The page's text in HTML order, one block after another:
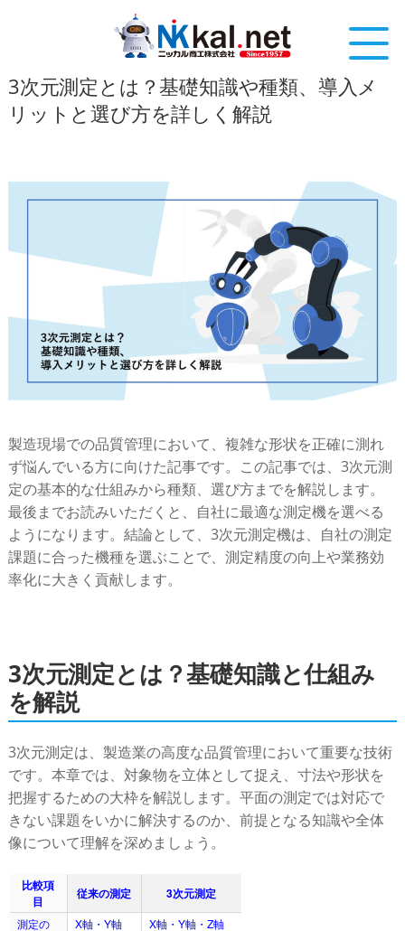
3次元測定とは？基礎知識や種類、導入メ
リットと選び方を詳しく解説
製造現場での品質管理において、複雑な形状を正確に測れ
ず悩んでいる方に向けた記事です。この記事では、3次元測
定の基本的な仕組みから種類、選び方までを解説します。
最後までお読みいただくと、自社に最適な測定機を選べる
ようになります。結論として、3次元測定機は、自社の測定
課題に合った機種を選ぶことで、測定精度の向上や業務効
率化に大きく貢献します。
3次元測定とは？基礎知識と仕組み
を解説
3次元測定は、製造業の高度な品質管理において重要な技術
です。本章では、対象物を立体として捉え、寸法や形状を
把握するための大枠を解説します。平面の測定では対応で
きない課題をいかに解決するのか、前提となる知識や全体
像について理解を深めましょう。
比較項
目
従来の測定 3次元測定
測定の
X軸・Y軸
X軸・Y軸・Z軸